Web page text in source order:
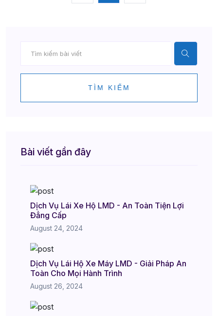
TÌM KIẾM
Bài viết gần đây
Dịch Vụ Lái Xe Hộ LMD - An Toàn Tiện Lợi
Đẳng Cấp
August 24, 2024
Dịch Vụ Lái Hộ Xe Máy LMD - Giải Pháp An
Toàn Cho Mọi Hành Trình
August 26, 2024